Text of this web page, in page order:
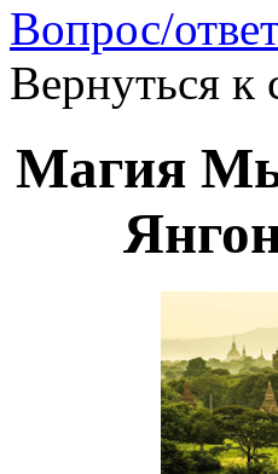
Вопрос/
Вернуться к
Магия